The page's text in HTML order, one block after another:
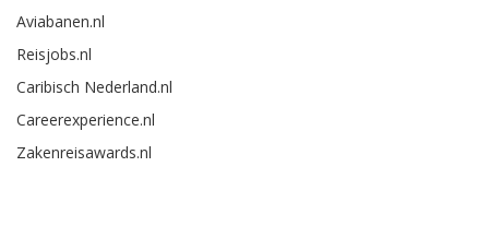
Aviabanen.nl
Reisjobs.nl
Caribisch Nederland.nl
Careerexperience.nl
Zakenreisawards.nl